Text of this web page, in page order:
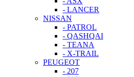
- LANCER
NISSAN
- PATROL
- QASHQAI
- TEANA
- X-TRAIL
PEUGEOT
- 207